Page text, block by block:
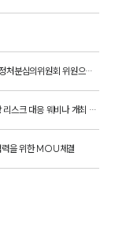
이서형 변호사, 식품의약품안전처 행정처분심의위원회 위원으로 위촉
[웨비나 개최] 미국 관세 환급 및 통상 리스크 대응 웨비나 개최 안내
을 위한 MOU체결